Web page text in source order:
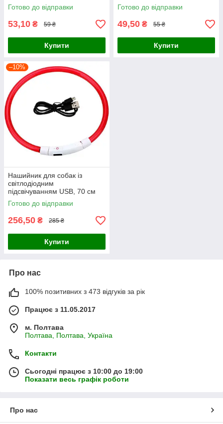
Готово до відправки
53,10 ₴ 59 ₴
Купити
Готово до відправки
49,50 ₴ 55 ₴
Купити
–10%
Нашийник для собак із
світлодіодним
підсвічуванням USB, 70 см
червоний
Готово до відправки
256,50 ₴ 285 ₴
Купити
Про нас
100% позитивних з 473 відгуків за рік
Працює з 11.05.2017
м. Полтава
Полтава, Полтава, Україна
Контакти
Сьогодні працює з 10:00 до 19:00
Показати весь графік роботи
Про нас